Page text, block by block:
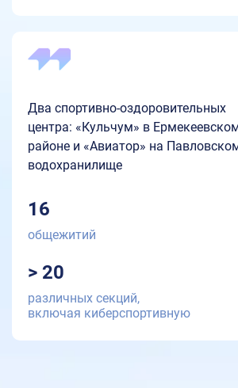
Два спортивно-оздоровительных
центра: «Кульчум» в
районе и «Авиатор» на
водохранилище
16
общежитий
> 20
различных секций,
включая киберспортивную